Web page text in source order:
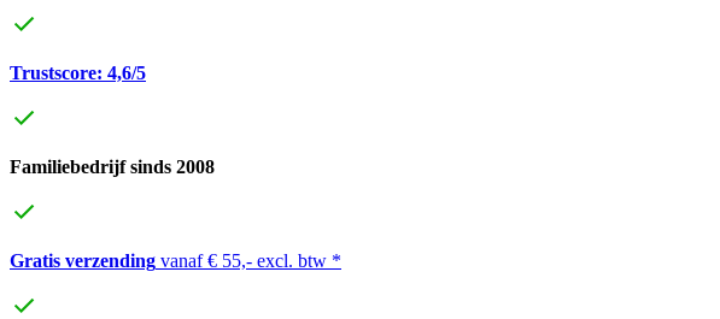
Trustscore: 4,6/5
Familiebedrijf sinds 2008
Gratis verzending vanaf € 55,- excl. btw *